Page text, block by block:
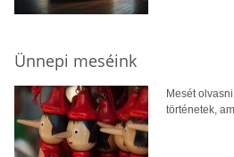
Ünnepi meséink
Mesét
történetek,